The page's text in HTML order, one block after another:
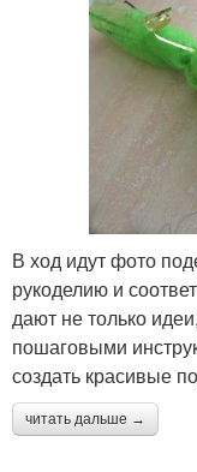
В ход идут фото
рукоделию и
дают не только
пошаговыми
создать красивые
читать дальше →